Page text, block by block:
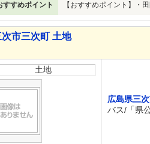
すすめポイント 【おすすめポイント】・
市三次町 土地
土地
広島県三
バス/「県